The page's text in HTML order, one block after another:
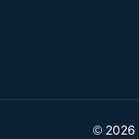
© 2026